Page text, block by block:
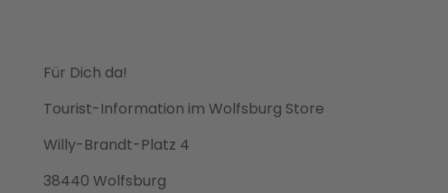
Für Dich da!
Tourist-Information im Wolfsburg Store
Willy-Brandt-Platz 4
38440 Wolfsburg